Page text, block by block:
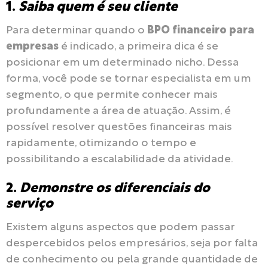
1. Saiba quem é seu cliente
Para determinar quando o BPO financeiro para
empresas é indicado, a primeira dica é se
posicionar em um determinado nicho. Dessa
forma, você pode se tornar especialista em um
segmento, o que permite conhecer mais
profundamente a área de atuação. Assim, é
possível resolver questões financeiras mais
rapidamente, otimizando o tempo e
possibilitando a escalabilidade da atividade.
2. Demonstre os diferenciais do
serviço
Existem alguns aspectos que podem passar
despercebidos pelos empresários, seja por falta
de conhecimento ou pela grande quantidade de